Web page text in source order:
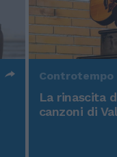
Controtempo
La rinascita
canzoni di